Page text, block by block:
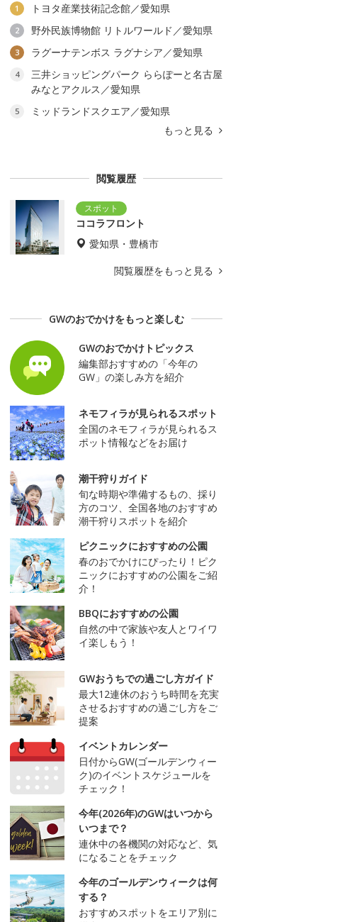
1 トヨタ産業技術記念館／愛知県
2 野外民族博物館 リトルワールド／愛知県
3 ラグーナテンボス ラグナシア／愛知県
4
三井ショッピングパーク ららぽーと名古屋
みなとアクルス／愛知県
5
ミッドランドスクエア／愛知県
もっと見る
閲覧履歴
ココラフロント
愛知県・豊橋市
閲覧履歴をもっと見る
GWのおでかけをもっと楽しむ
GWのおでかけトピックス
編集部おすすめの「今年の
GW」の楽しみ方を紹介
ネモフィラが見られるスポット
全国のネモフィラが見られるス
ポット情報などをお届け
潮干狩りガイド
旬な時期や準備するもの、採り
方のコツ、全国各地のおすすめ
潮干狩りスポットを紹介
ピクニックにおすすめの公園
春のおでかけにぴったり！ピク
ニックにおすすめの公園をご紹
介！
BBQにおすすめの公園
自然の中で家族や友人とワイワ
イ楽しもう！
GWおうちでの過ごし方ガイド
最大12連休のおうち時間を充実
させるおすすめの過ごし方をご
提案
イベントカレンダー
日付からGW(ゴールデンウィー
ク)のイベントスケジュールを
チェック！
今年(2026年)のGWはいつから
いつまで？
連休中の各機関の対応など、気
になることをチェック
今年のゴールデンウィークは何
する？
おすすめスポットをエリア別に